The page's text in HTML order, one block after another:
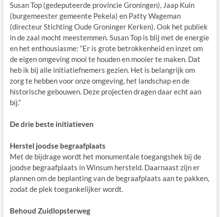
Susan Top (gedeputeerde provincie Groningen), Jaap Kuin
(burgemeester gemeente Pekela) en Patty Wageman
(directeur Stichting Oude Groninger Kerken). Ook het publiek
in de zaal mocht meestemmen. Susan Top is blij met de energie
en het enthousiasme: “Er is grote betrokkenheid en inzet om
de eigen omgeving mooi te houden en mooier te maken. Dat
heb ik bij alle initiatiefnemers gezien. Het is belangrijk om
zorg te hebben voor onze omgeving, het landschap en de
historische gebouwen. Deze projecten dragen daar echt aan
bij.”
De drie beste initiatieven
Herstel joodse begraafplaats
Met de bijdrage wordt het monumentale toegangshek bij de
joodse begraafplaats in Winsum hersteld. Daarnaast zijn er
plannen om de beplanting van de begraafplaats aan te pakken,
zodat de plek toegankelijker wordt.
Behoud Zuidlopsterweg